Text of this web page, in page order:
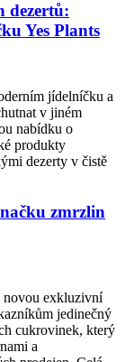
dezertů:
Yes Plants
jídelníčku a
v jiném
nabídku o
produkty
dezerty v čistě
zmrzlin
novou exkluzivní
jedinečný
cukrovinek, který
a